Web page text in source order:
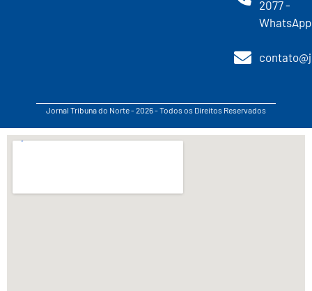
2077 -
WhatsApp
Jornal Tribuna do Norte - 2026 - Todos os Direitos Reservados